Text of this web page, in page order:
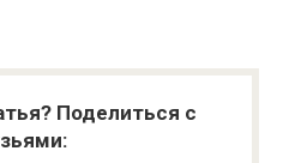
Поделиться с